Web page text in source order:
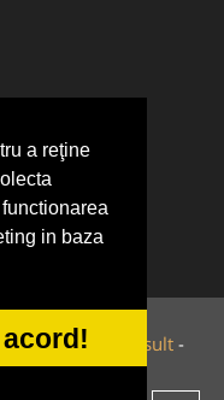
a reţine
in baza
&Tokaido Consult -